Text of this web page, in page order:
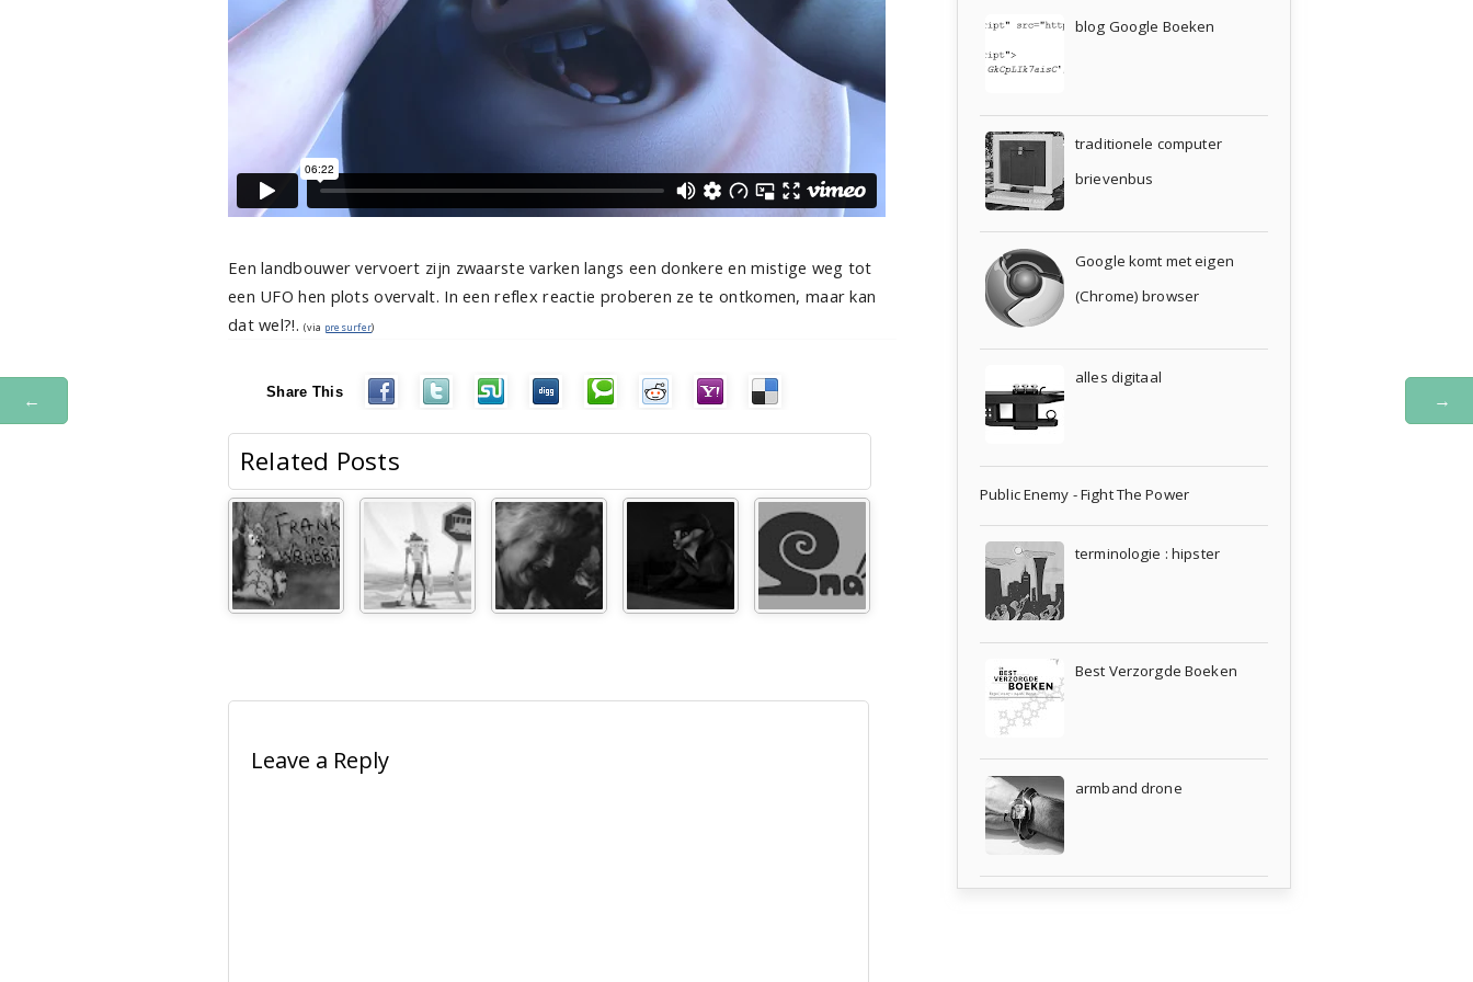
Een landbouwer vervoert zijn zwaarste varken langs een donkere en mistige weg tot
een UFO hen plots overvalt. In een reflex reactie proberen ze te ontkomen, maar kan
dat wel?!.(via presurfer)
Share This
Related Posts
Leave a Reply
← →
blog Google Boeken
traditionele computer
brievenbus
Google komt met eigen
(Chrome) browser
alles digitaal
Public Enemy - Fight The Power
terminologie : hipster
Best Verzorgde Boeken
armband drone